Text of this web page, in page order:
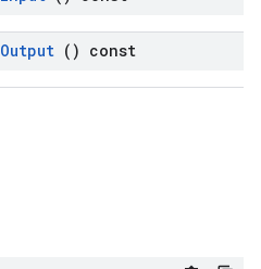
Output () const